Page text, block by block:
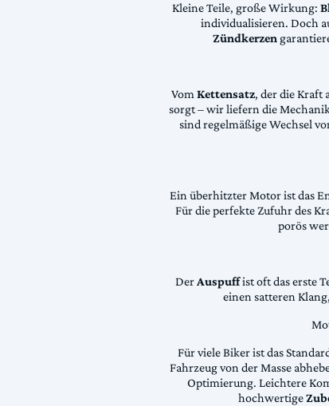
Kleine Teile, große Wirkung:
individualisieren. Doch
Zündkerzen
VomKettensatz, der die Kraft
sorgt – wir liefern die
sind regelmäßige Wechsel
Ein überhitzter Motor ist das
Für die perfekte Zufuhr des
porös
DerAuspuffist oft das erste
einen satteren
Für viele Biker ist das
Fahrzeug von der Masse
Optimierung. Leichtere
hochwertige